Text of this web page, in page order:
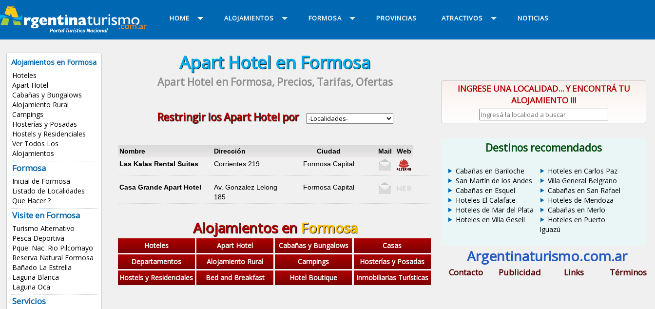
HOME ALOJAMIENTOS FORMOSA PROVINCIAS ATRACTIVOS NOTICIAS
Alojamientos en Formosa
Hoteles
Apart Hotel
Cabañas y Bungalows
Alojamiento Rural
Campings
Hosterías y Posadas
Hostels y Residenciales
Ver Todos Los
Alojamientos
Formosa
Inicial de Formosa
Listado de Localidades
Que Hacer ?
Visite en Formosa
Turismo Alternativo
Pesca Deportiva
Pque. Nac. Rio Pilcomayo
Reserva Natural Formosa
Bañado La Estrella
Laguna Blanca
Laguna Oca
Servicios
Apart Hotel en Formosa
Apart Hotel en Formosa, Precios, Tarifas, Ofertas
Restringir losApart Hotelpor
Nombre Dirección Ciudad Mail
Web
Las Kalas Rental Suites
Corrientes 219 Formosa Capital
Casa Grande Apart Hotel
Av. Gonzalez Lelong
185
Formosa Capital
Alojamientos en Formosa
Hoteles Apart Hotel Cabañas y Bungalows
Casas
Departamentos
Alojamiento Rural Campings
Hosterías y Posadas
Hostels y Residenciales
Bed and Breakfast Hotel Boutique Inmobiliarias Turísticas
INGRESE UNA LOCALIDAD... Y ENCONTRÁ TU
ALOJAMIENTO !!!
Destinos recomendados
Cabañas en Bariloche
San Martín de los Andes
Cabañas en Esquel
Hoteles El Calafate
Hoteles de Mar del Plata
Hoteles en Villa Gesell
Hoteles en Carlos Paz
Villa General Belgrano
Cabañas en San Rafael
Hoteles de Mendoza
Cabañas en Merlo
Hoteles en Puerto
Iguazú
Argentinaturismo.com.ar
Contacto Publicidad Links Términos